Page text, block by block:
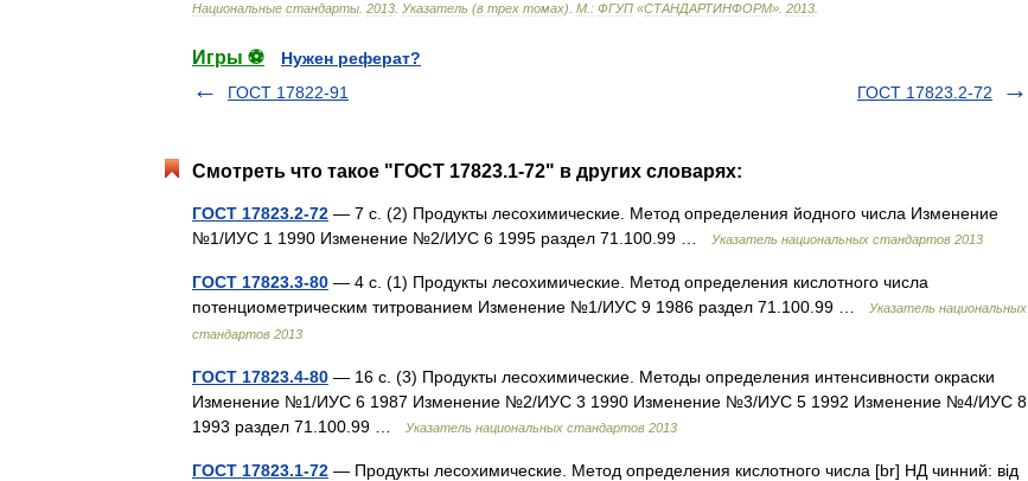
Национальные стандарты 2013 Указатель (в трех томах). М : ФГУП «СТАНДАРТИНФОРМ» 2013
Игры ⚽
Нужен реферат?
ГОСТ 17822-91
ГОСТ 17823.2-72
Смотреть что такое "ГОСТ 17823.1-72" в других словарях:
ГОСТ 17823.2-72 — 7 с. (2) Продукты лесохимические. Метод определения йодного числа Изменение
№1/ИУС 1 1990 Изменение №2/ИУС 6 1995 раздел 71.100.99 …
Указатель национальных стандартов 2013
ГОСТ 17823.3-80 — 4 с. (1) Продукты лесохимические. Метод определения кислотного числа
потенциометрическим титрованием Изменение №1/ИУС 9 1986 раздел 71.100.99 …
Указатель национальных
стандартов 2013
ГОСТ 17823.4-80 — 16 с. (3) Продукты лесохимические. Методы определения интенсивности окраски
Изменение №1/ИУС 6 1987 Изменение №2/ИУС 3 1990 Изменение №3/ИУС 5 1992 Изменение №4/ИУС 8
1993 раздел 71.100.99 …
Указатель национальных стандартов 2013
ГОСТ 17823.1-72 — Продукты лесохимические. Метод определения кислотного числа [br] НД чинний: від